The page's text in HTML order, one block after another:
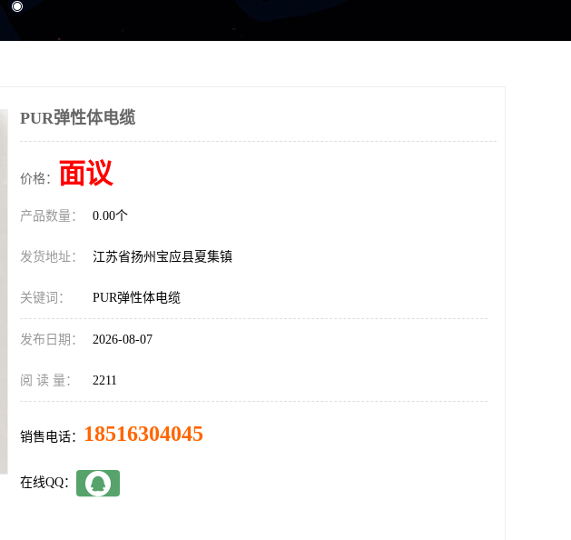
PUR弹性体电缆
价格： 面议
产品数量： 0.00个
发货地址： 江苏省扬州宝应县夏集镇
关键词： PUR弹性体电缆
发布日期： 2026-08-07
阅 读 量： 2211
销售电话： 18516304045
在线QQ：